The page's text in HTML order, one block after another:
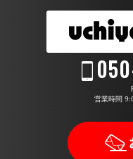
営業時間